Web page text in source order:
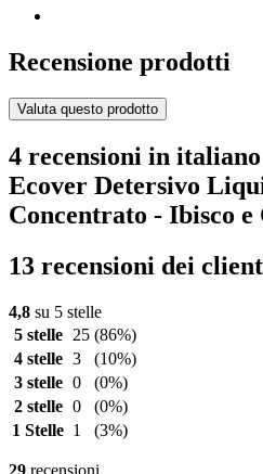
Recensione prodotti
Valuta questo prodotto
4 recensioni in
Ecover Detersivo
Concentrato - Ibisco e
13 recensioni dei
4,8 su 5 stelle
5 stelle
25 (86%)
4 stelle 3
(10%)
3 stelle 0
(0%)
2 stelle 0
(0%)
1 Stelle 1 (3%)